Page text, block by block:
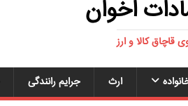
اخوان
کالا و ارز
ارث جرایم رانندگی